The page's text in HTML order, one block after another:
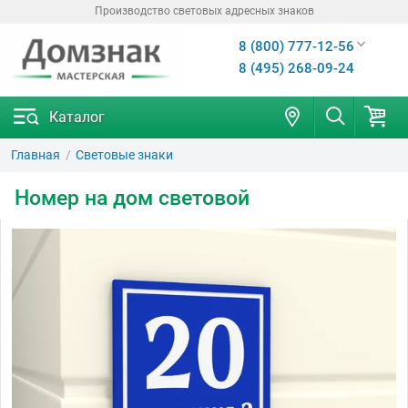
Производство световых адресных знаков
8 (800) 777-12-56
8 (495) 268-09-24
Каталог
Главная Световые знаки
Номер на дом световой